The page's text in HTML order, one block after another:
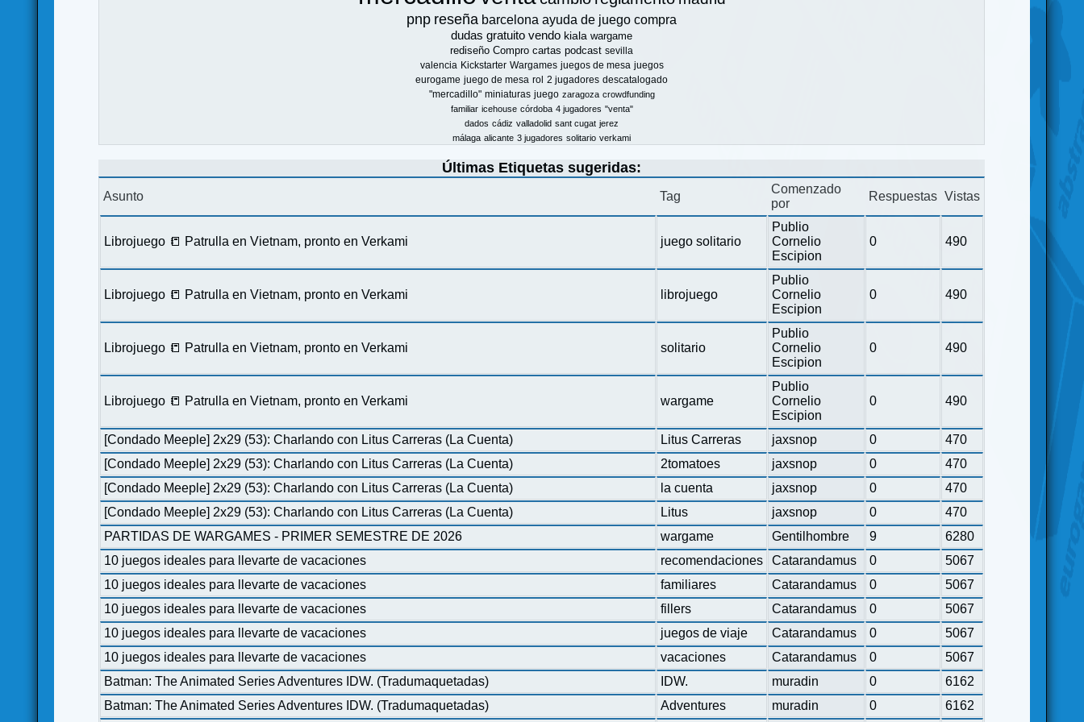
pnp reseña barcelona ayuda de juego compra
dudas gratuito vendo kiala wargame
rediseño Compro cartas podcast sevilla
valencia Kickstarter Wargames juegos de mesa juegos
eurogame juego de mesa rol 2 jugadores descatalogado
"mercadillo" miniaturas juego zaragoza crowdfunding
familiar icehouse córdoba 4 jugadores "venta"
dados cádiz valladolid sant cugat jerez
málaga alicante 3 jugadores solitario verkami
Últimas Etiquetas sugeridas:
Asunto Tag
Comenzado
por
Respuestas Vistas
Librojuego 📒 Patrulla en Vietnam, pronto en Verkami juego solitario
Publio
Cornelio
Escipion
0 490
Librojuego 📒 Patrulla en Vietnam, pronto en Verkami librojuego
Publio
Cornelio
Escipion
0 490
Librojuego 📒 Patrulla en Vietnam, pronto en Verkami solitario
Publio
Cornelio
Escipion
0 490
Librojuego 📒 Patrulla en Vietnam, pronto en Verkami wargame
Publio
Cornelio
Escipion
0 490
[Condado Meeple] 2x29 (53): Charlando con Litus Carreras (La Cuenta) Litus Carreras jaxsnop 0
470
[Condado Meeple] 2x29 (53): Charlando con Litus Carreras (La Cuenta)
2tomatoes jaxsnop 0
470
[Condado Meeple] 2x29 (53): Charlando con Litus Carreras (La Cuenta)
la cuenta jaxsnop 0
470
[Condado Meeple] 2x29 (53): Charlando con Litus Carreras (La Cuenta)
Litus jaxsnop 0
470
PARTIDAS DE WARGAMES - PRIMER SEMESTRE DE 2026
wargame Gentilhombre 9
6280
10 juegos ideales para llevarte de vacaciones
recomendaciones Catarandamus 0
5067
10 juegos ideales para llevarte de vacaciones
familiares Catarandamus 0
5067
10 juegos ideales para llevarte de vacaciones
fillers Catarandamus 0
5067
10 juegos ideales para llevarte de vacaciones
juegos de viaje Catarandamus 0
5067
10 juegos ideales para llevarte de vacaciones
vacaciones Catarandamus 0
5067
Batman: The Animated Series Adventures IDW. (Tradumaquetadas)
IDW. muradin 0
6162
Batman: The Animated Series Adventures IDW. (Tradumaquetadas)
Adventures muradin 0 6162